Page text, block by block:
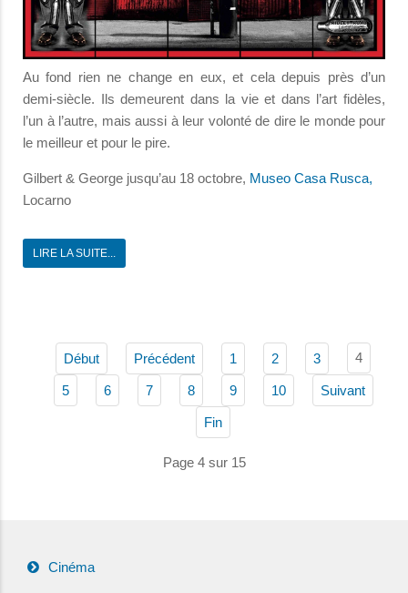
Au fond rien ne change en eux, et cela depuis près d’un
demi-siècle. Ils demeurent dans la vie et dans l’art fidèles,
l’un à l’autre, mais aussi à leur volonté de dire le monde pour
le meilleur et pour le pire.
Gilbert & George jusqu’au 18 octobre, Museo Casa Rusca,
Locarno
LIRE LA SUITE...
Début Précédent 1 2 3 4
5 6 7 8 9 10 Suivant
Fin
Page 4 sur 15
Cinéma